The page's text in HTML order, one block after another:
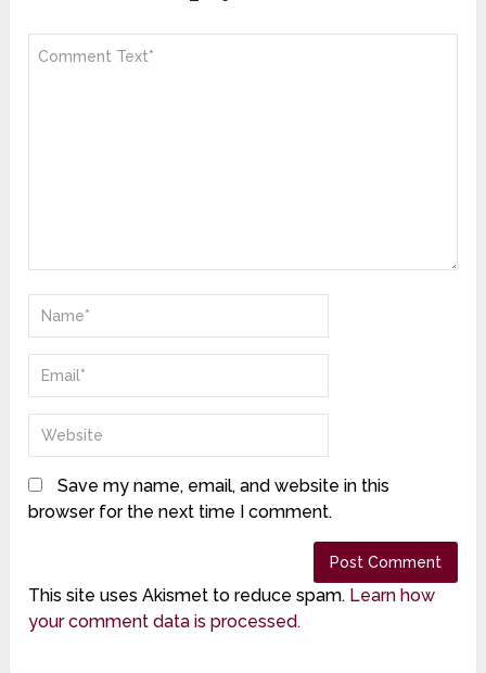
Save my name, email, and website in this
browser for the next time I comment.
This site uses Akismet to reduce spam. Learn how
your comment data is processed.